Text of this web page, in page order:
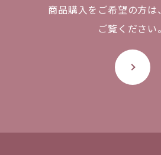
商品購入をご希望の方は、
ご覧ください。